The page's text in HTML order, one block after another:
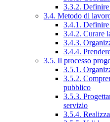
3.3.2. Definire
3.4. Metodo di
3.4.1. Definire
3.4.2. Curare
3.4.3.
3.4.4.
3.5. Il processo
3.5.1.
3.5.2.
pubblico
3.5.3.
servizio
3.5.4.